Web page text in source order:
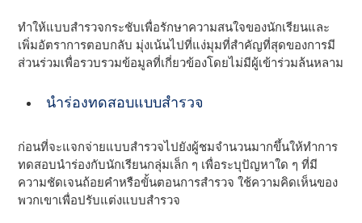
ทําให้แบบสํารวจกระชับเพื่อรักษาความสนใจของนักเรียนและ
เพิ่มอัตราการตอบกลับ มุ่งเน้นไปที่แง่มุมที่สําคัญที่สุดของการมี
ส่วนร่วมเพื่อรวบรวมข้อมูลที่เกี่ยวข้องโดยไม่มีผู้เข้าร่วมล้นหลาม
นําร่องทดสอบแบบสํารวจ
ก่อนที่จะแจกจ่ายแบบสํารวจไปยังผู้ชมจํานวนมากขึ้นให้ทําการ
ทดสอบนําร่องกับนักเรียนกลุ่มเล็ก ๆ เพื่อระบุปัญหาใด ๆ ที่มี
ความชัดเจนถ้อยคําหรือขั้นตอนการสํารวจ ใช้ความคิดเห็นของ
พวกเขาเพื่อปรับแต่งแบบสํารวจ